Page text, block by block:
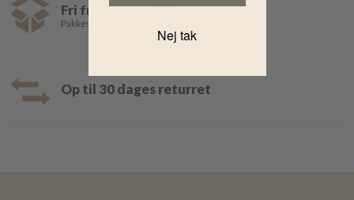
Fri fragt over 499,-
Pakkeshop 35,- | Hjemmelevering fra 39,-
Op til 30 dages returret
Nej tak